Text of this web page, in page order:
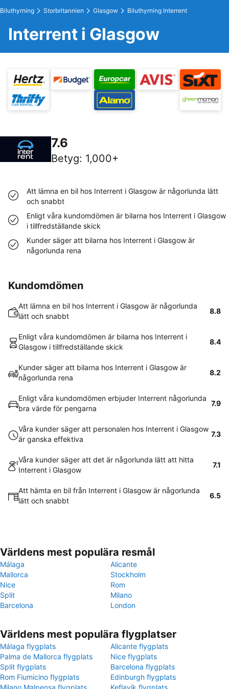
Biluthyrning Storbritannien Glasgow Biluthyrning Interrent
Interrent i Glasgow
7.6
Betyg: 1,000+
Att lämna en bil hos Interrent i Glasgow är någorlunda lätt
och snabbt
Enligt våra kundomdömen är bilarna hos Interrent i Glasgow
i tillfredställande skick
Kunder säger att bilarna hos Interrent i Glasgow är
någorlunda rena
Kundomdömen
Att lämna en bil hos Interrent i Glasgow är någorlunda
lätt och snabbt
8.8
Enligt våra kundomdömen är bilarna hos Interrent i
Glasgow i tillfredställande skick
8.4
Kunder säger att bilarna hos Interrent i Glasgow är
någorlunda rena
8.2
Enligt våra kundomdömen erbjuder Interrent någorlunda
bra värde för pengarna
7.9
Våra kunder säger att personalen hos Interrent i Glasgow
är ganska effektiva
7.3
Våra kunder säger att det är någorlunda lätt att hitta
Interrent i Glasgow
7.1
Att hämta en bil från Interrent i Glasgow är någorlunda
lätt och snabbt
6.5
Världens mest populära resmål
Málaga
Alicante
Mallorca
Stockholm
Nice
Rom
Split
Milano
Barcelona
London
Världens mest populära flygplatser
Málaga flygplats
Alicante flygplats
Palma de Mallorca flygplats
Nice flygplats
Split flygplats
Barcelona flygplats
Rom Fiumicino flygplats
Edinburgh flygplats
Milano Malpensa flygplats
Keflavík flygplats